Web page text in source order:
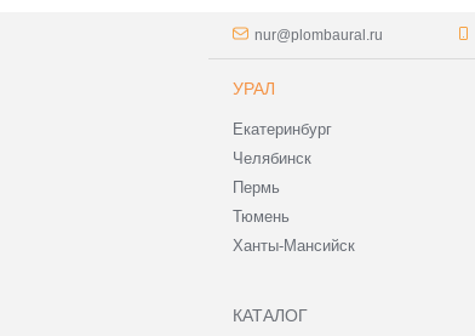
nur@plombaural.ru
УРАЛ
Екатеринбург
Челябинск
Пермь
Тюмень
Ханты-Мансийск
КАТАЛОГ